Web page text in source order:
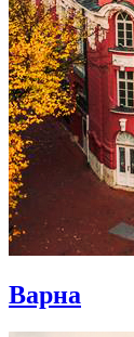
Варна